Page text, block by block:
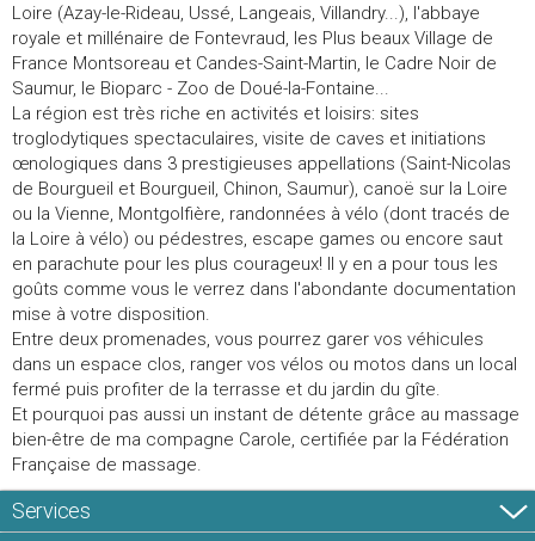
Loire (Azay-le-Rideau, Ussé, Langeais, Villandry...), l'abbaye
royale et millénaire de Fontevraud, les Plus beaux Village de
France Montsoreau et Candes-Saint-Martin, le Cadre Noir de
Saumur, le Bioparc - Zoo de Doué-la-Fontaine...
La région est très riche en activités et loisirs: sites
troglodytiques spectaculaires, visite de caves et initiations
œnologiques dans 3 prestigieuses appellations (Saint-Nicolas
de Bourgueil et Bourgueil, Chinon, Saumur), canoë sur la Loire
ou la Vienne, Montgolfière, randonnées à vélo (dont tracés de
la Loire à vélo) ou pédestres, escape games ou encore saut
en parachute pour les plus courageux! Il y en a pour tous les
goûts comme vous le verrez dans l'abondante documentation
mise à votre disposition.
Entre deux promenades, vous pourrez garer vos véhicules
dans un espace clos, ranger vos vélos ou motos dans un local
fermé puis profiter de la terrasse et du jardin du gîte.
Et pourquoi pas aussi un instant de détente grâce au massage
bien-être de ma compagne Carole, certifiée par la Fédération
Française de massage.
Services